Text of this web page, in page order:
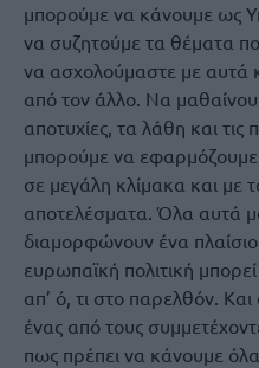
μπορούμε να κάνουμε ως
να συζητούμε τα θέματα
να ασχολούμαστε με αυτά
από τον άλλο. Να
αποτυχίες, τα λάθη και
μπορούμε να εφαρμόζουμε
σε μεγάλη κλίμακα και με
αποτελέσματα. Όλα αυτά
διαμορφώνουν ένα
ευρωπαϊκή πολιτική
απ’ ό, τι στο παρελθόν.
ένας από τους
πως πρέπει να κάνουμε